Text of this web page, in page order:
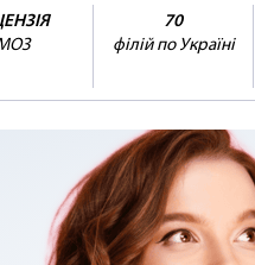
70
філій по Україні